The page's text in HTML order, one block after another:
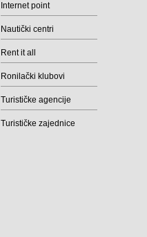
Internet point
Nautički centri
Rent it all
Ronilački klubovi
Turističke agencije
Turističke zajednice